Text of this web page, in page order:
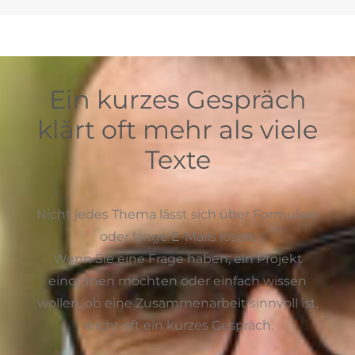
Ein kurzes Gespräch
klärt oft mehr als viele
Texte
Nicht jedes Thema lässt sich über Formulare
oder lange E-Mails lösen.
Wenn Sie eine Frage haben, ein Projekt
einordnen möchten oder einfach wissen
wollen, ob eine Zusammenarbeit sinnvoll ist,
reicht oft ein kurzes Gespräch.